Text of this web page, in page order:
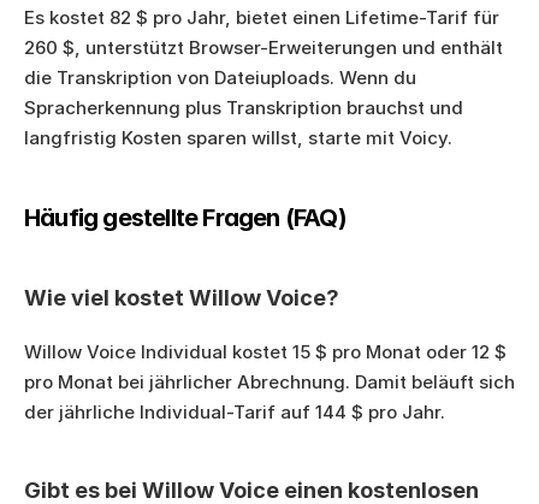
Es kostet 82 $ pro Jahr, bietet einen Lifetime-Tarif für
260 $, unterstützt Browser-Erweiterungen und enthält
die Transkription von Dateiuploads. Wenn du
Spracherkennung plus Transkription brauchst und
langfristig Kosten sparen willst, starte mit Voicy.
Häufig gestellte Fragen (FAQ)
Wie viel kostet Willow Voice?
Willow Voice Individual kostet 15 $ pro Monat oder 12 $
pro Monat bei jährlicher Abrechnung. Damit beläuft sich
der jährliche Individual-Tarif auf 144 $ pro Jahr.
Gibt es bei Willow Voice einen kostenlosen